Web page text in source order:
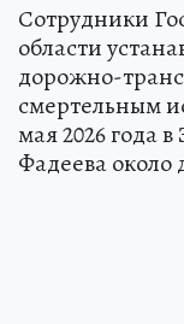
Сотрудники
области
дорожно-
смертельным
мая 2026 года
Фадеева около